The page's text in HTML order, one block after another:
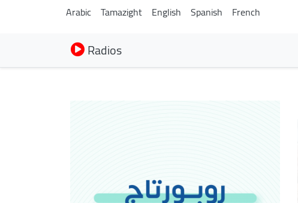
Arabic Tamazight English Spanish French
Radios